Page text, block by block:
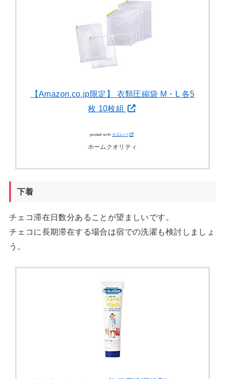
【Amazon.co.jp限定】 衣類圧縮袋 M・L 各5
枚 10枚組
posted with カエレバ
ホームクオリティ
下着
チェコ滞在日数分あることが望ましいです。
チェコに長期滞在する場合は宿での洗濯も検討しましょ
う。